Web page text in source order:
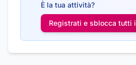
È la tua attività?
Registrati e sblocca tutti i